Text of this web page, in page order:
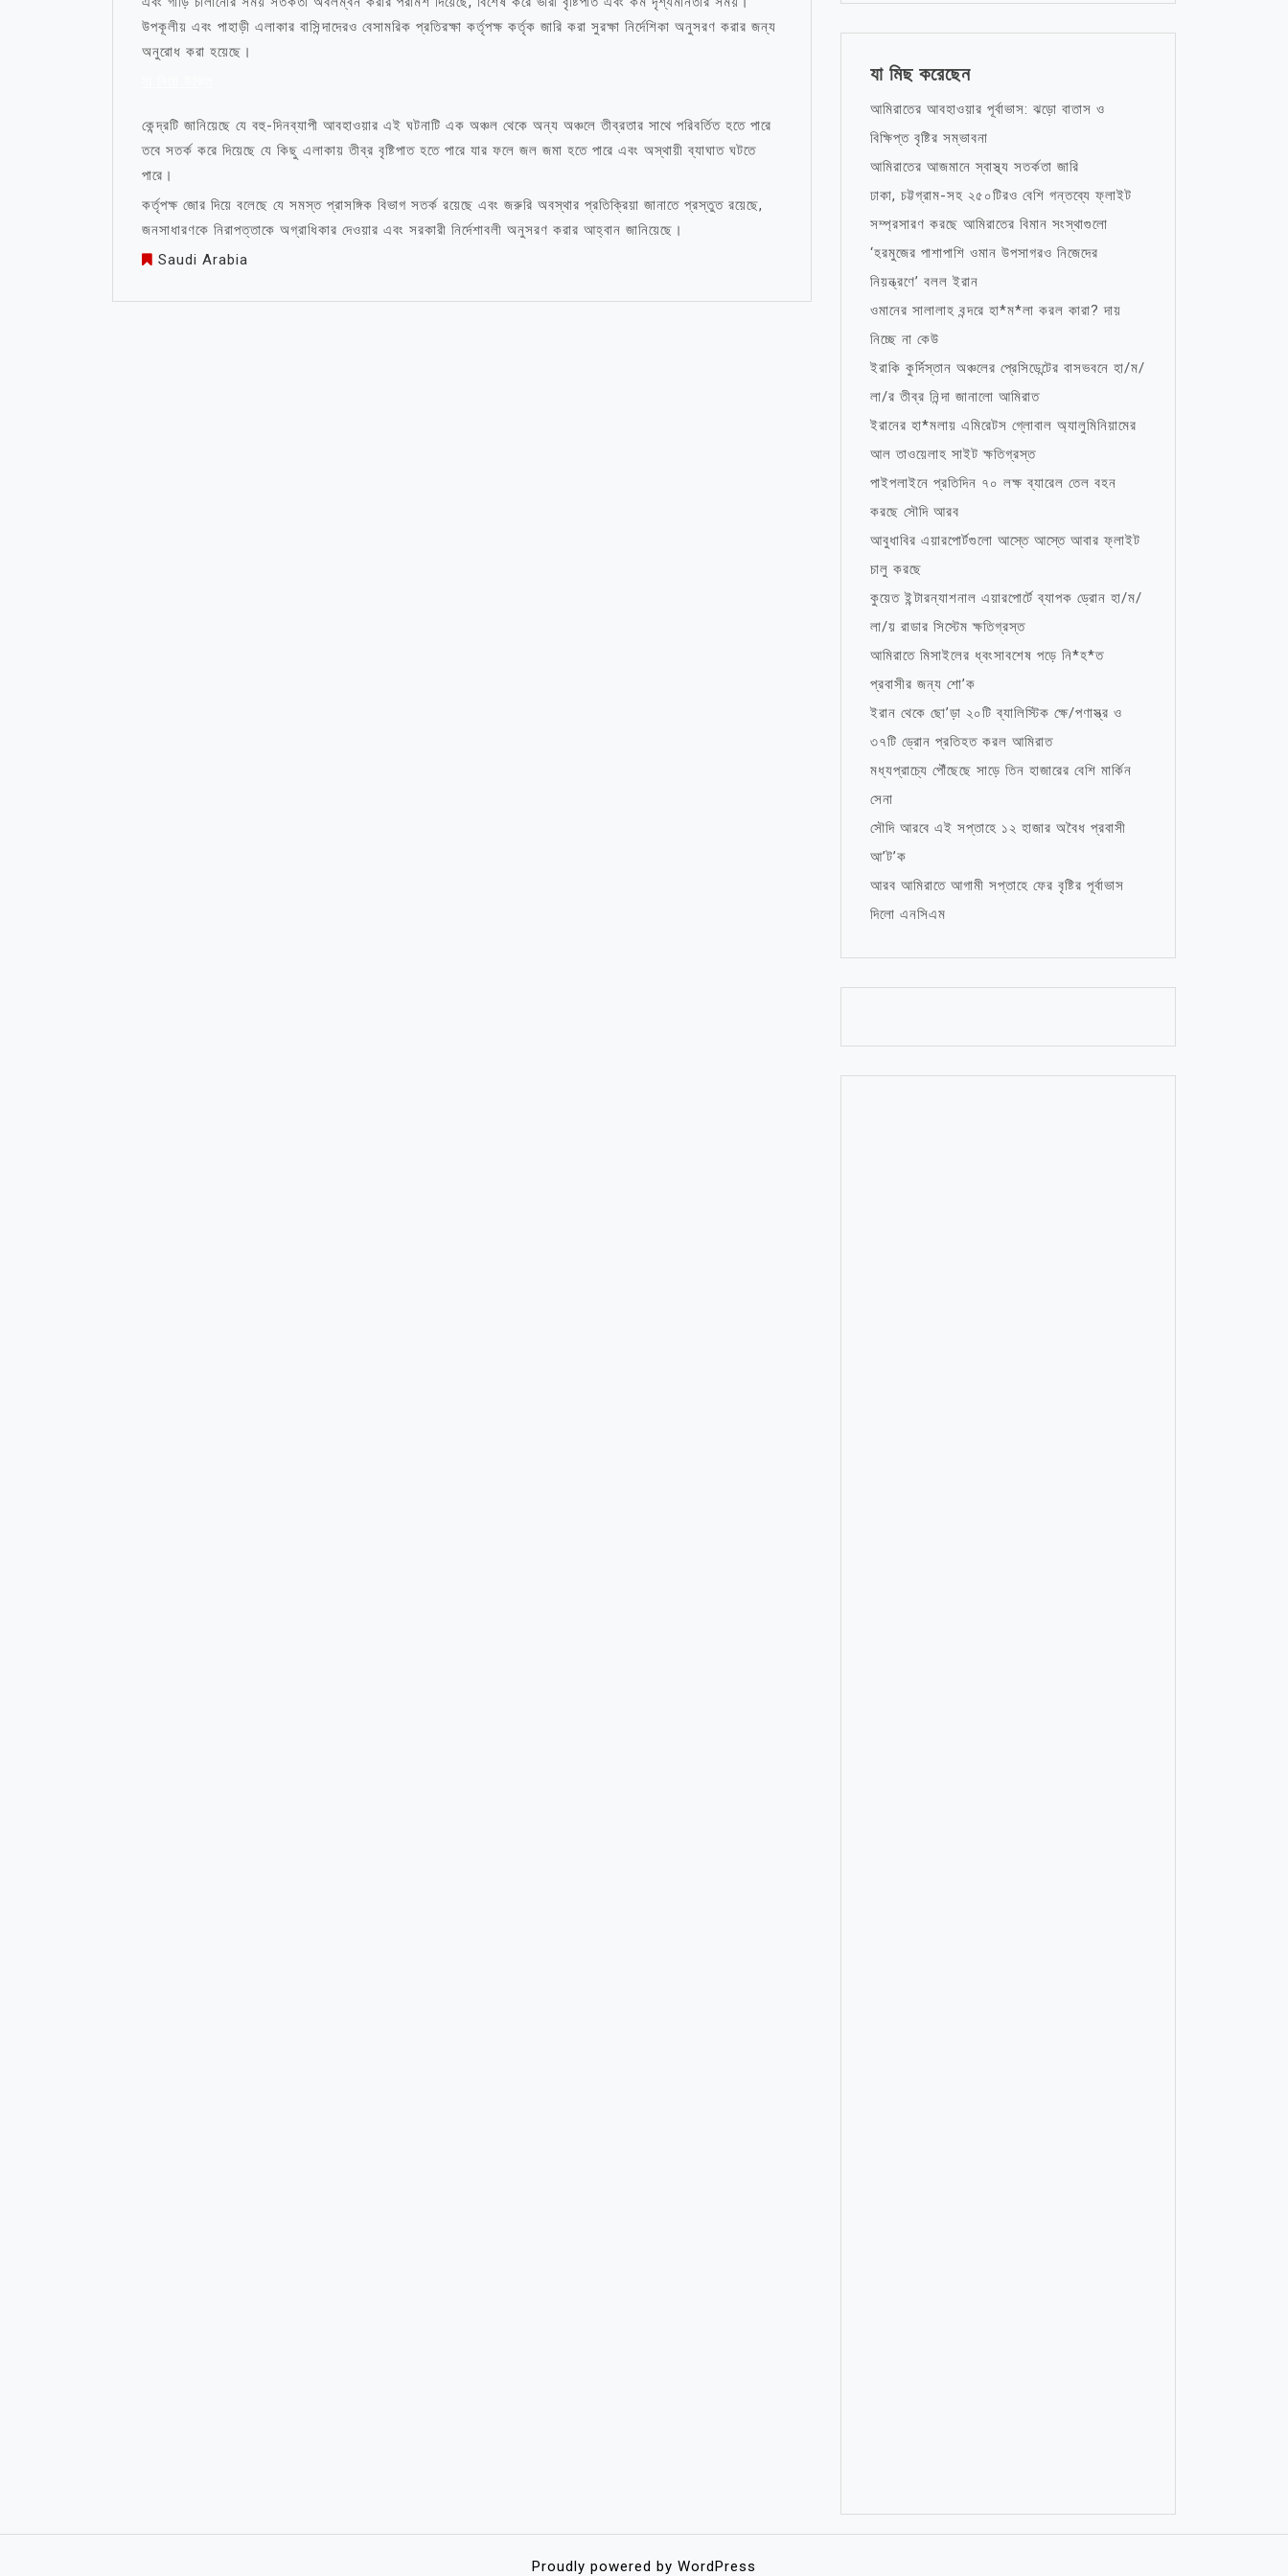
উপকূলীয় এবং পাহাড়ী এলাকার বাসিন্দাদেরও বেসামরিক প্রতিরক্ষা কর্তৃপক্ষ কর্তৃক জারি করা সুরক্ষা নির্দেশিকা অনুসরণ করার জন্য
অনুরোধ করা হয়েছে।
কেন্দ্রটি জানিয়েছে যে বহু-দিনব্যাপী আবহাওয়ার এই ঘটনাটি এক অঞ্চল থেকে অন্য অঞ্চলে তীব্রতার সাথে পরিবর্তিত হতে পারে
তবে সতর্ক করে দিয়েছে যে কিছু এলাকায় তীব্র বৃষ্টিপাত হতে পারে যার ফলে জল জমা হতে পারে এবং অস্থায়ী ব্যাঘাত ঘটতে
পারে।
কর্তৃপক্ষ জোর দিয়ে বলেছে যে সমস্ত প্রাসঙ্গিক বিভাগ সতর্ক রয়েছে এবং জরুরি অবস্থার প্রতিক্রিয়া জানাতে প্রস্তুত রয়েছে,
জনসাধারণকে নিরাপত্তাকে অগ্রাধিকার দেওয়ার এবং সরকারী নির্দেশাবলী অনুসরণ করার আহ্বান জানিয়েছে।
Saudi Arabia
যা মিছ করেছেন
আমিরাতের আবহাওয়ার পূর্বাভাস: ঝড়ো বাতাস ও
বিক্ষিপ্ত বৃষ্টির সম্ভাবনা
আমিরাতের আজমানে স্বাস্থ্য সতর্কতা জারি
ঢাকা, চট্টগ্রাম-সহ ২৫০টিরও বেশি গন্তব্যে ফ্লাইট
সম্প্রসারণ করছে আমিরাতের বিমান সংস্থাগুলো
‘হরমুজের পাশাপাশি ওমান উপসাগরও নিজেদের
নিয়ন্ত্রণে’ বলল ইরান
ওমানের সালালাহ বন্দরে হা*ম*লা করল কারা? দায়
নিচ্ছে না কেউ
ইরাকি কুর্দিস্তান অঞ্চলের প্রেসিডেন্টের বাসভবনে হা/ম/
লা/র তীব্র নিন্দা জানালো আমিরাত
ইরানের হা*মলায় এমিরেটস গ্লোবাল অ্যালুমিনিয়ামের
আল তাওয়েলাহ সাইট ক্ষতিগ্রস্ত
পাইপলাইনে প্রতিদিন ৭০ লক্ষ ব্যারেল তেল বহন
করছে সৌদি আরব
আবুধাবির এয়ারপোর্টগুলো আস্তে আস্তে আবার ফ্লাইট
চালু করছে
কুয়েত ইন্টারন্যাশনাল এয়ারপোর্টে ব্যাপক ড্রোন হা/ম/
লা/য় রাডার সিস্টেম ক্ষতিগ্রস্ত
আমিরাতে মিসাইলের ধ্বংসাবশেষ পড়ে নি*হ*ত
প্রবাসীর জন্য শো’ক
ইরান থেকে ছো’ড়া ২০টি ব্যালিস্টিক ক্ষে/পণাস্ত্র ও
৩৭টি ড্রোন প্রতিহত করল আমিরাত
মধ্যপ্রাচ্যে পৌঁছেছে সাড়ে তিন হাজারের বেশি মার্কিন
সেনা
সৌদি আরবে এই সপ্তাহে ১২ হাজার অবৈধ প্রবাসী
আ’ট’ক
আরব আমিরাতে আগামী সপ্তাহে ফের বৃষ্টির পূর্বাভাস
দিলো এনসিএম
Proudly powered by WordPress